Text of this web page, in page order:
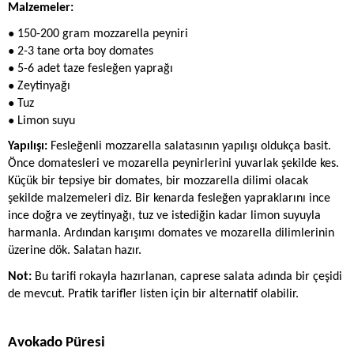
Malzemeler:
● 150-200 gram mozzarella peyniri
● 2-3 tane orta boy domates
● 5-6 adet taze fesleğen yaprağı
● Zeytinyağı
● Tuz
● Limon suyu
Yapılışı: Fesleğenli mozzarella salatasının yapılışı oldukça basit.
Önce domatesleri ve mozarella peynirlerini yuvarlak şekilde kes.
Küçük bir tepsiye bir domates, bir mozzarella dilimi olacak
şekilde malzemeleri diz. Bir kenarda fesleğen yapraklarını ince
ince doğra ve zeytinyağı, tuz ve istediğin kadar limon suyuyla
harmanla. Ardından karışımı domates ve mozarella dilimlerinin
üzerine dök. Salatan hazır.
Not: Bu tarifi rokayla hazırlanan, caprese salata adında bir çeşidi
de mevcut. Pratik tarifler listen için bir alternatif olabilir.
Avokado Püresi